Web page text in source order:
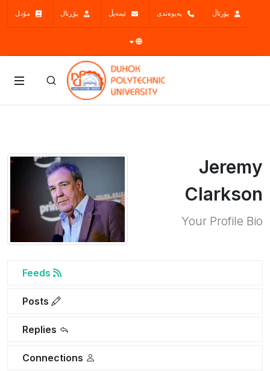
پۆرتاڵ پەیوەندی ئیمەیڵ پۆڕتال مۆدل
Jeremy
Clarkson
Your Profile Bio